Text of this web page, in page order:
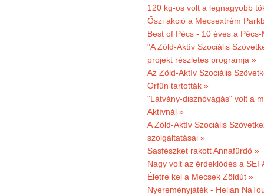
120 kg-os volt a legnagyobb
Őszi akció a Mecsextrém
Best of Pécs - 10 éves a
"A Zöld-Aktív Szociális
projekt részletes programja »
Az Zöld-Aktív Szociális
Orfűn tartották »
"Látvány-disznóvágás" volt a
Aktívnál »
A Zöld-Aktív Szociális
szolgáltatásai »
Sasfészket rakott Annafürdő »
Nagy volt az érdeklődés a
Életre kel a Mecsek Zöldút »
Nyereményjáték - Helian